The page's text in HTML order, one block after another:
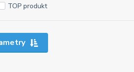
TOP produkt